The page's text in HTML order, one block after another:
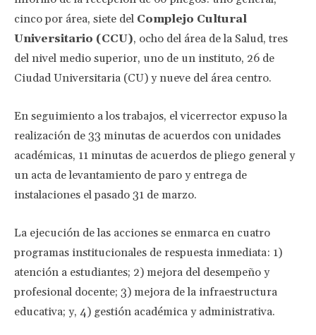
cinco por área, siete del Complejo Cultural
Universitario (CCU), ocho del área de la Salud, tres
del nivel medio superior, uno de un instituto, 26 de
Ciudad Universitaria (CU) y nueve del área centro.
En seguimiento a los trabajos, el vicerrector expuso la
realización de 33 minutas de acuerdos con unidades
académicas, 11 minutas de acuerdos de pliego general y
un acta de levantamiento de paro y entrega de
instalaciones el pasado 31 de marzo.
La ejecución de las acciones se enmarca en cuatro
programas institucionales de respuesta inmediata: 1)
atención a estudiantes; 2) mejora del desempeño y
profesional docente; 3) mejora de la infraestructura
educativa; y, 4) gestión académica y administrativa.